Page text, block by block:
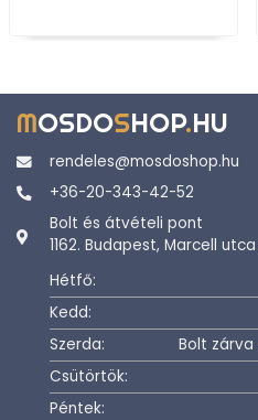
MOSDOSHOP.HU
rendeles@mosdoshop.hu
+36-20-343-42-52
Bolt és átvételi pont
1162. Budapest, Marcell utca
Hétfő:
Kedd:
Szerda:
Bolt
Csütörtök:
Péntek: